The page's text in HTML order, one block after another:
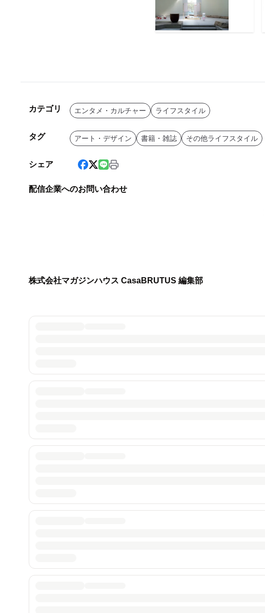
カテゴリ エンタメ・カルチャー ライフスタイル
タグ アート・デザイン 書籍・雑誌 その他ライフスタイル
シェア
配信企業へのお問い合わせ
株式会社マガジンハウス CasaBRUTUS 編集部